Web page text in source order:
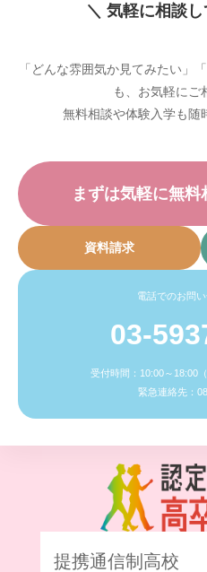
＼ 気軽に相談
「どんな雰囲気か見てみたい」
も、お気軽にご
無料相談や体験入学も随
まずは気軽に無
資料請求
電話でのお問
03-
受付時間：10:00～18:00
緊急連絡先：
提携通信制高校